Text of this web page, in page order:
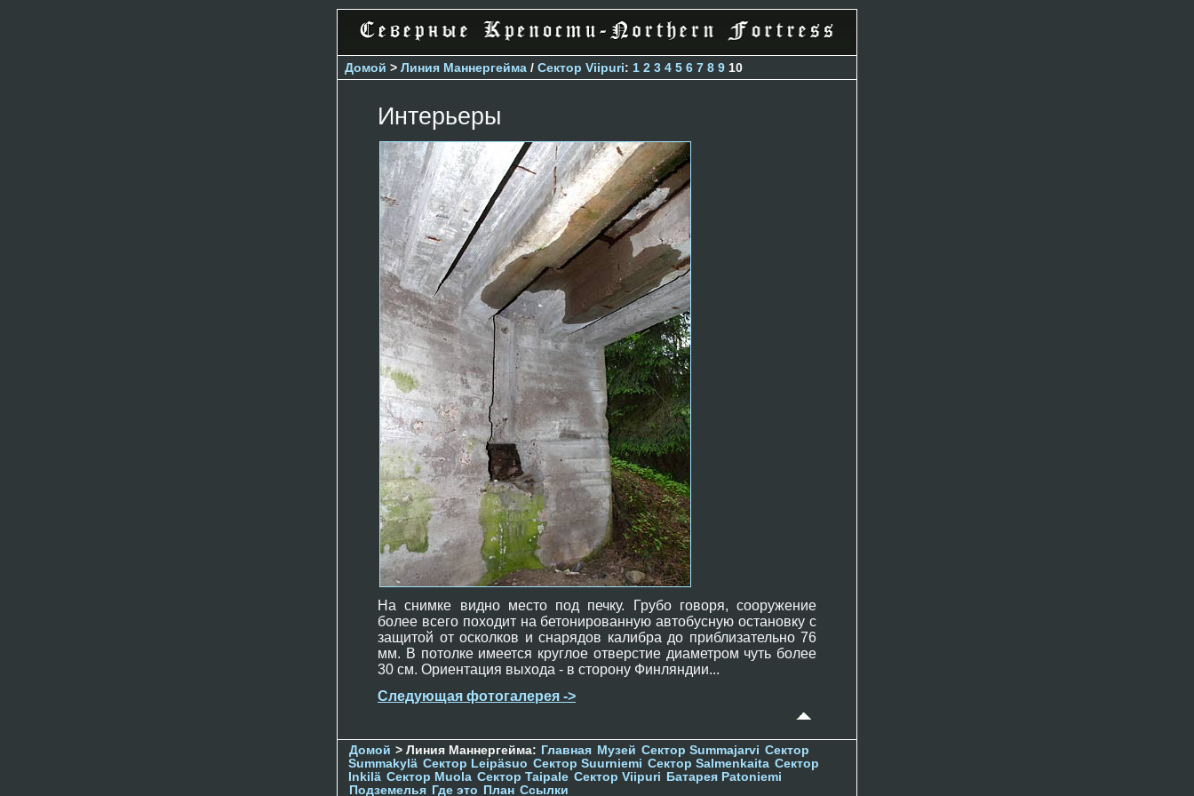
Домой > Линия Маннергейма / Сектор Viipuri: 1 2 3 4 5 6 7 8 9 10
Интерьеры
На снимке видно место под печку. Грубо говоря, сооружение
более всего походит на бетонированную автобусную остановку с
защитой от осколков и снарядов калибра до приблизательно 76
мм. В потолке имеется круглое отверстие диаметром чуть более
30 см. Ориентация выхода - в сторону Финляндии...
Следующая фотогалерея ->
Домой > Линия Маннергейма: Главная Музей Сектор Summajarvi Сектор
Summakylä Сектор Leipäsuo Сектор Suurniemi Сектор Salmenkaita Сектор
Inkilä Сектор Muola Сектор Taipale Сектор Viipuri
Батарея Patoniemi
Подземелья Где это План Ссылки